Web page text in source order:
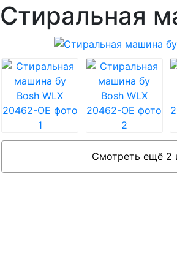
Стиральная
Смотреть ещё 2